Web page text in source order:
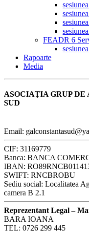
FEADR 6
Rapoarte
Media
ASOCIAŢIA GRUP
SUD
Email:
CIF: 31169779
Banca: BANCA
IBAN:
SWIFT: RNCBROBU
Sediu social: Localitatea
camera B 2.1
Reprezentant Legal –
BARA IOANA
TEL: 0726 299 445